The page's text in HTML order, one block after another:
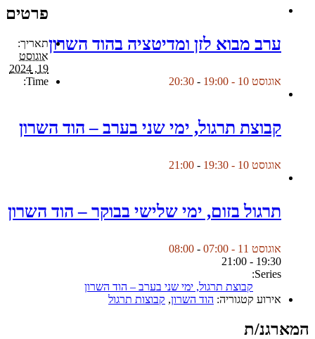
ערב מבוא לזן ומדיטציה בהוד השרון
אוגוסט 10 - 19:00 -
20:30
קבוצת תרגול, ימי שני בערב – הוד השרון
אוגוסט 10 - 19:30 -
21:00
תרגול בזום, ימי שלישי בבוקר – הוד השרון
אוגוסט 11 - 07:00 -
08:00
פרטים
תאריך:
אוגוסט
19, 2024
Time:
19:30 - 21:00
Series:
קבוצת תרגול, ימי שני בערב – הוד השרון
אירוע קטגוריה: הוד השרון, קבוצות תרגול
המארגנ/ת